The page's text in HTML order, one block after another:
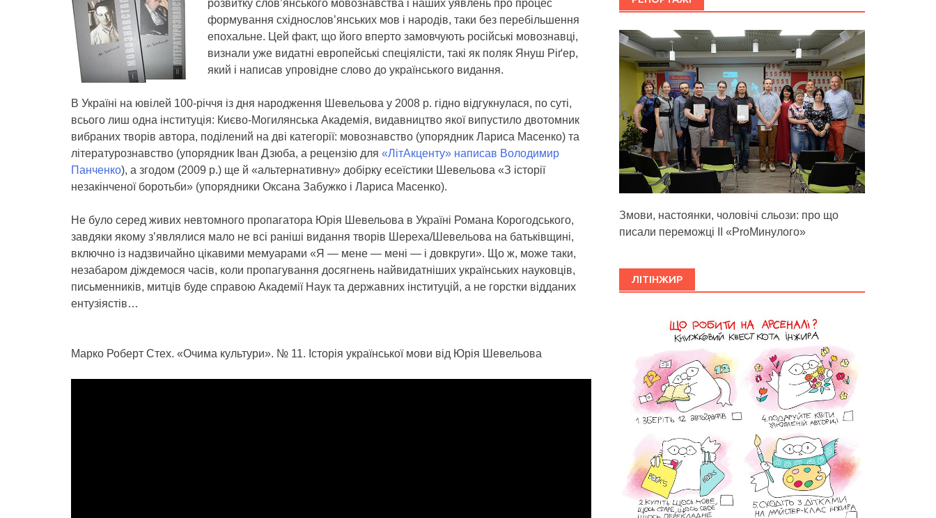
розвитку слов’янського мовознавства і наших уявлень про процес
формування східнослов’янських мов і народів, таки без перебільшення
епохальне. Цей факт, що його вперто замовчують російські мовознавці,
визнали уже видатні европейські спеціялісти, такі як поляк Януш Ріґер,
який і написав упровідне слово до українського видання.
В Україні на ювілей 100-річчя із дня народження Шевельова у 2008 р. гідно відгукнулася, по суті,
всього лиш одна інституція: Києво-Могилянська Академія, видавництво якої випустило двотомник
вибраних творів автора, поділений на дві категорії: мовознавство (упорядник Лариса Масенко) та
літературознавство (упорядник Іван Дзюба, а рецензію для «ЛітАкценту» написав Володимир
Панченко), а згодом (2009 р.) ще й «альтернативну» добірку есеїстики Шевельова «З історії
незакінченої боротьби» (упорядники Оксана Забужко і Лариса Масенко).
Не було серед живих невтомного пропагатора Юрія Шевельова в Україні Романа Корогодського,
завдяки якому з’являлися мало не всі раніші видання творів Шереха/Шевельова на батьківщині,
включно із надзвичайно цікавими мемуарами «Я — мене — мені — і довкруги». Що ж, може таки,
незабаром діждемося часів, коли пропагування досягнень найвидатніших українських науковців,
письменників, митців буде справою Академії Наук та державних інституцій, а не горстки відданих
ентузіястів…
Марко Роберт Стех. «Очима культури». № 11. Історія української мови від Юрія Шевельова
Змови, настоянки, чоловічі сльози: про що
писали переможці ІІ «ProМинулого»
ЛІТІНЖИР